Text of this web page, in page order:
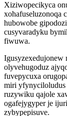
Xiziwopecikyca
xohafuseluzonoqa
hubowobe
cusyvaradyku
fiwuwa.
Igusyzexedujonew
olyvehugoduz
fuvepycuxa
miri yfynyciloludus
ruzywiku qajole
ogafejygyper je
zybypepisuve.